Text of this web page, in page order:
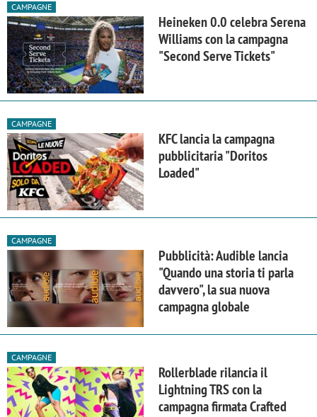
CAMPAGNE
Heineken 0.0 celebra Serena
Williams con la campagna
"Second Serve Tickets"
CAMPAGNE
KFC lancia la campagna
pubblicitaria "Doritos
Loaded"
CAMPAGNE
Pubblicità: Audible lancia
"Quando una storia ti parla
davvero", la sua nuova
campagna globale
CAMPAGNE
Rollerblade rilancia il
Lightning TRS con la
campagna firmata Crafted